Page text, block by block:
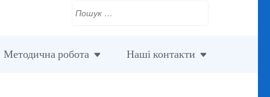
Пошук:
Методична робота Наші контакти